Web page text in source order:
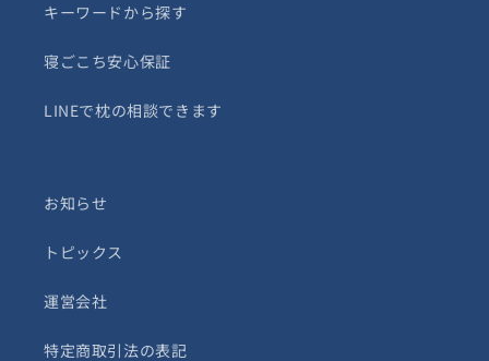
キーワードから探す
寝ごこち安心保証
LINEで枕の相談できます
お知らせ
トピックス
運営会社
特定商取引法の表記